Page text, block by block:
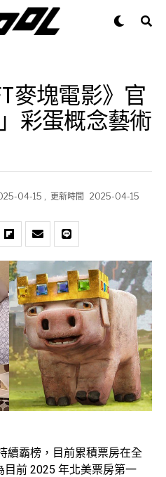
麥塊電影》官
彩蛋概念藝術
04-15 , 更新時間 2025-04-15
續霸榜，目前累積票房在全
目前 2025 年北美票房第一